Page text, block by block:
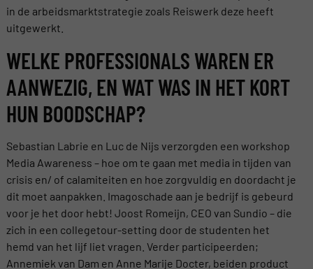
in de arbeidsmarktstrategie zoals Reiswerk deze heeft
uitgewerkt.
WELKE PROFESSIONALS WAREN ER
AANWEZIG, EN WAT WAS IN HET KORT
HUN BOODSCHAP?
Sebastian Labrie en Luc de Nijs verzorgden een workshop
Media Awareness – hoe om te gaan met media in tijden van
crisis en/ of calamiteiten en hoe zorgvuldig en doordacht je
dit moet aanpakken. Imagoschade aan je bedrijf is gebeurd
voor je het door hebt! Joost Romeijn, CEO van Sundio – die
zich in een collegetour-setting door de studenten het
hemd van het lijf liet vragen. Verder participeerden;
Annemiek van Dam en Anne Marije Docter, beiden product